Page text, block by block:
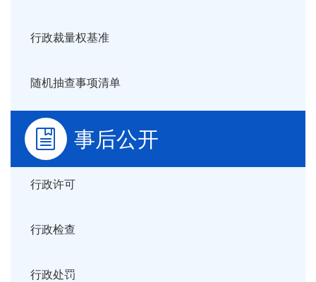
行政裁量权基准
随机抽查事项清单
事后公开
行政许可
行政检查
行政处罚